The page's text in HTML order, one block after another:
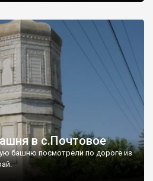
в с.Почтовое
башню посмотрели по дороге из